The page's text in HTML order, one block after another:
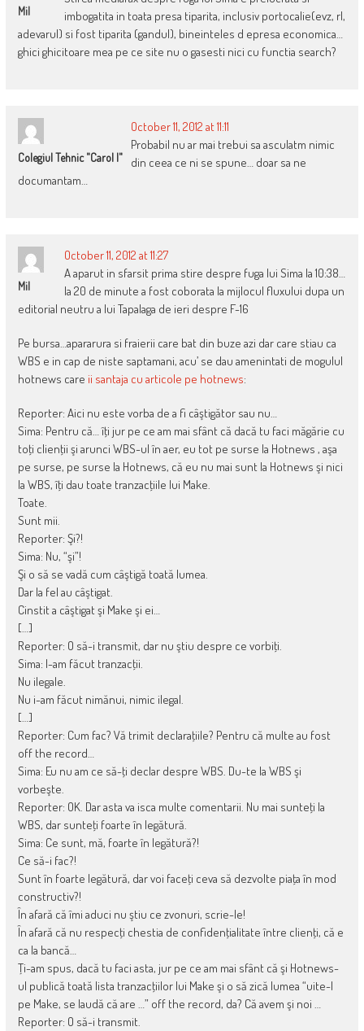
Mil
imbogatita in toata presa tiparita, inclusiv portocalie(evz, rl,
adevarul) si fost tiparita (gandul), bineinteles d epresa economica…
ghici ghicitoare mea pe ce site nu o gasesti nici cu functia search?
Colegiul Tehnic "Carol I"
October 11, 2012 at 11:11
Probabil nu ar mai trebui sa asculatm nimic
din ceea ce ni se spune… doar sa ne
documantam…
Mil
October 11, 2012 at 11:27
A aparut in sfarsit prima stire despre fuga lui Sima la 10:38…
la 20 de minute a fost coborata la mijlocul fluxului dupa un
editorial neutru a lui Tapalaga de ieri despre F-16
Pe bursa…apararura si fraierii care bat din buze azi dar care stiau ca
WBS e in cap de niste saptamani, acu’ se dau amenintati de mogulul
hotnews care ii santaja cu articole pe hotnews:
Reporter: Aici nu este vorba de a fi câştigător sau nu…
Sima: Pentru că… îţi jur pe ce am mai sfânt că dacă tu faci măgărie cu
toţi clienţii şi arunci WBS-ul în aer, eu tot pe surse la Hotnews , aşa
pe surse, pe surse la Hotnews, că eu nu mai sunt la Hotnews şi nici
la WBS, îţi dau toate tranzacţiile lui Make.
Toate.
Sunt mii.
Reporter: Şi?!
Sima: Nu, “şi”!
Şi o să se vadă cum câştigă toată lumea.
Dar la fel au câştigat.
Cinstit a câştigat şi Make şi ei…
[…]
Reporter: O să-i transmit, dar nu ştiu despre ce vorbiţi.
Sima: I-am făcut tranzacţii.
Nu ilegale.
Nu i-am făcut nimănui, nimic ilegal.
[…]
Reporter: Cum fac? Vă trimit declaraţiile? Pentru că multe au fost
off the record…
Sima: Eu nu am ce să-ţi declar des­pre WBS. Du-te la WBS şi
vorbeşte.
Reporter: OK. Dar asta va isca multe comentarii. Nu mai sunteţi la
WBS, dar sunteţi foarte în legătură.
Sima: Ce sunt, mă, foarte în legătură?!
Ce să-i fac?!
Sunt în foarte legătură, dar voi faceţi ceva să dezvolte piaţa în mod
constructiv?!
În afară că îmi aduci nu ştiu ce zvonuri, scrie-le!
În afară că nu respecţi chestia de confidenţialitate între clienţi, că e
ca la bancă…
Ţi-am spus, dacă tu faci asta, jur pe ce am mai sfânt că şi Hotnews-
ul publică toată lista tranzacţiilor lui Make şi o să zică lumea “uite-l
pe Make, se laudă că are …” off the record, da? Că avem şi noi …
Reporter: O să-i transmit.